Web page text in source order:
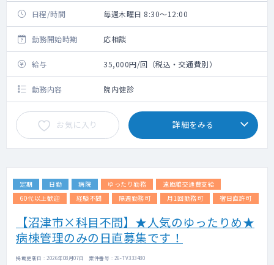
日程/時間 毎週木曜日 8:30～12:00
勤務開始時期 応相談
給与 35,000円/回（税込・交通費別）
勤務内容 院内健診
お気に入り 詳細をみる
定期 日勤 病院 ゆったり勤務
遠距離交通費支給
60代以上歓迎
経験不問 隔週勤務可 月1回勤務可 宿日直許可
【沼津市×科目不問】★人気のゆったりめ★
病棟管理のみの日直募集です！
掲載更新日 : 2026年08月07日 案件番号 : 26-TV333480